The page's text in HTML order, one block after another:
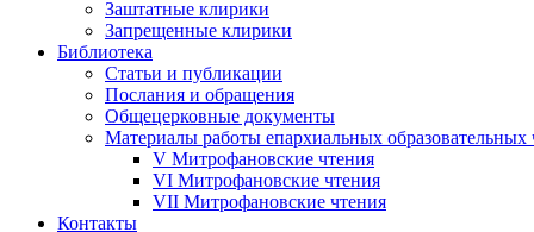
Заштатные клирики
Запрещенные клирики
Библиотека
Статьи и публикации
Послания и обращения
Общецерковные документы
Материалы работы епархиальных образовательных
V Митрофановские чтения
VI Митрофановские чтения
VII Митрофановские чтения
Контакты